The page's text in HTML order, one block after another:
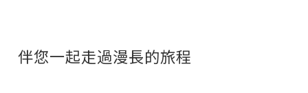
伴您一起走過漫長的旅程